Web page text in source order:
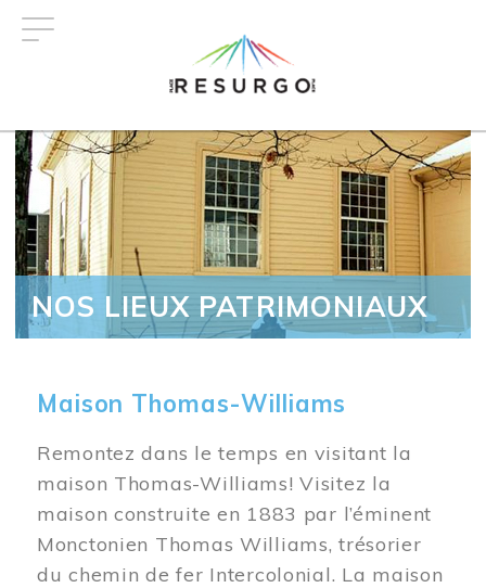
NOS LIEUX PATRIMONIAUX
Maison Thomas-Williams
Remontez dans le temps en visitant la
maison Thomas-Williams! Visitez la
maison construite en 1883 par l’éminent
Monctonien Thomas Williams, trésorier
du chemin de fer Intercolonial. La maison